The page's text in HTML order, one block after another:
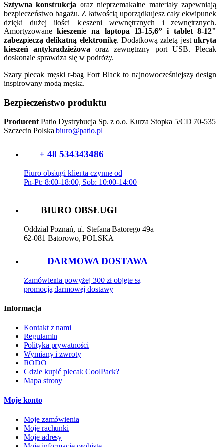
Sztywna konstrukcja oraz nieprzemakalne materiały zapewniają
bezpieczeństwo bagażu. Z łatwością uporządkujesz cały ekwipunek
dzięki dużej ilości kieszeni wewnętrznych i zewnętrznych.
Amortyzowane kieszenie na laptopa 13-15,6” i tablet 8-12"
zabezpieczą delikatną elektronikę. Dodatkową zaletą jestukryta
kieszeń antykradzieżowa oraz zewnętrzny port USB. Plecak
doskonale sprawdza się w podróży.
Szary plecak męski r-bag Fort Black to najnowocześniejszy design
inspirowany modą męską.
Bezpieczeństwo produktu
Producent Patio Dystrybucja Sp. z o.o. Kurza Stopka 5/CD 70-535
Szczecin Polska biuro@patio.pl
+ 48 534343486
Biuro obsługi klienta czynne od
Pn-Pt: 8:00-18:00, Sob: 10:00-14:00
BIURO OBSŁUGI
Oddział Poznań, ul. Stefana Batorego 49a
62-081 Batorowo, POLSKA
DARMOWA DOSTAWA
Zamówienia powyżej 300 zł objęte są
promocją darmowej dostawy
Informacja
Kontakt z nami
Regulamin
Polityka prywatności
Wymiany i zwroty
RODO
Gdzie kupić plecak CoolPack?
Mapa strony
Moje konto
Moje zamówienia
Moje rachunki
Moje adresy